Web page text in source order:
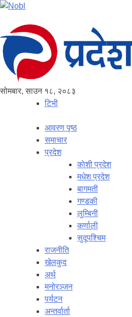
सोमबार, साउन १८, २०८३
टिभी
आवरण पृष्‍ठ
समाचार
प्रदेश
काेशी प्रदेश
मधेश प्रदेश
बागमती
गण्डकी
लुम्बिनी
कर्णाली
सुदूपश्‍चिम
राजनीति
खेलकुद
अर्थ
मनोरञ्‍जन
पर्यटन
अन्तर्वार्ता